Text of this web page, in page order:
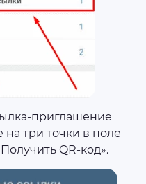
приглашение
три точки в поле
QR-код».